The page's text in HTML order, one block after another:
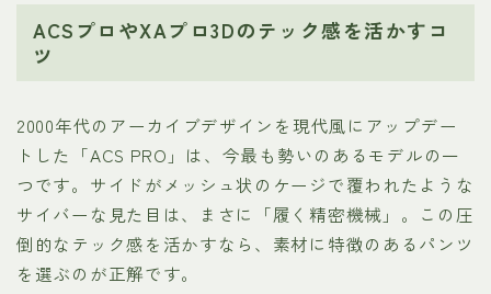
ACSプロやXAプロ3Dのテック感を活かすコ
ツ
2000年代のアーカイブデザインを現代風にアップデー
トした「ACS PRO」は、今最も勢いのあるモデルの一
つです。サイドがメッシュ状のケージで覆われたような
サイバーな見た目は、まさに「履く精密機械」。この圧
倒的なテック感を活かすなら、素材に特徴のあるパンツ
を選ぶのが正解です。